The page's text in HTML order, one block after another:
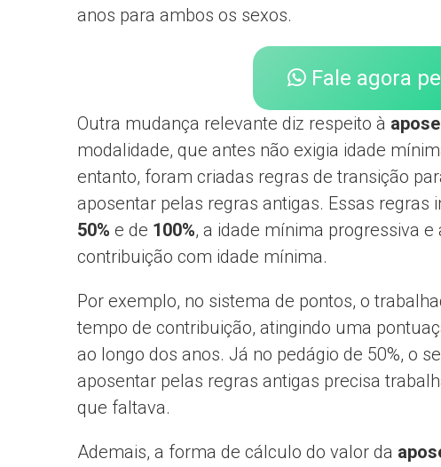
anos para ambos os sexos.
Fale agora
Outra mudança relevante diz respeito à
modalidade, que antes não exigia idade
entanto, foram criadas regras de transição
aposentar pelas regras antigas. Essas
50% e de 100%, a idade mínima progressiva e
contribuição com idade mínima.
Por exemplo, no sistema de pontos, o
tempo de contribuição, atingindo uma
ao longo dos anos. Já no pedágio de 50%, o
aposentar pelas regras antigas precisa
que faltava.
Ademais, a forma de cálculo do valor da